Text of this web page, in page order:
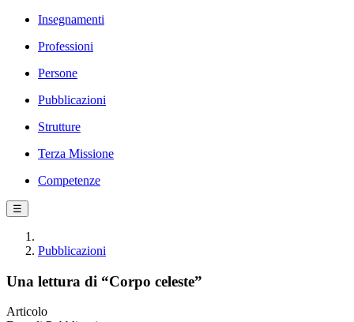
Insegnamenti
Professioni
Persone
Pubblicazioni
Strutture
Terza Missione
Competenze
☰
Pubblicazioni
Una lettura di “Corpo celeste”
Articolo